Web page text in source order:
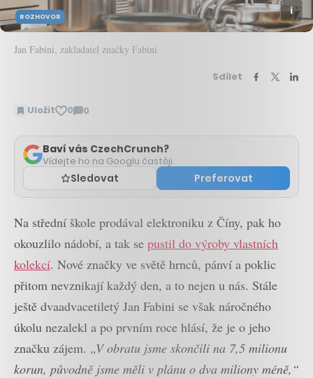
ROZHOVOR
Jan Fabini, zakladatel značky Fabini
Sdílet
Uložit 0 0
Zobrazit
Baví vás CzechCrunch?
Vídejte ho na Googlu častěji.
Sledovat Preferovat
Na střední škole prodával elektroniku z Číny, pak ho
okouzlilo nádobí, a tak se pustil do výroby vlastních
kolekcí. Nové značky ve světě hrnců, pánví a poklic
přitom nevznikají každý den, a to nejen u nás. Stále
ještě dvaadvacetiletý Jan Fabini se však náročného
úkolu nezalekl a po prvním roce hlásí, že je o jeho
značku zájem. „V obratu jsme skončili na 7,5 milionu
korun, původně jsme měli v plánu o dva miliony méně,“